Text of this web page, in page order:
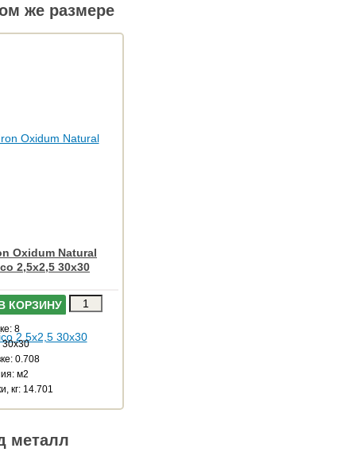
же размере
Oxidum Natural
2,5x2,5 30x30
КОРЗИНУ
8
30x30
0.708
м2
кг: 14.701
металл